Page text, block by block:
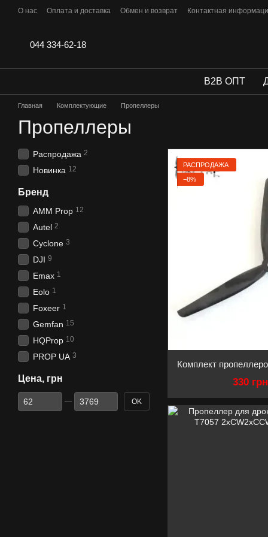
Перейти к основному контенту
О нас Оплата и доставка Обмен и возврат
Контактная
044 334-62-18
B2B ОПТ
Главная Комплектующие Пропеллеры
Пропеллеры
РАСПРОДАЖА
−8%
330 грн
Распродажа 2
Новинка 12
Бренд
AMM Prop 12
Autel 2
Cyclone 3
DJI 9
Emax 1
Eolo 1
Foxeer 1
Gemfan 15
HQProp 10
PROP UA 3
Цена, грн
От Цена, грн
До Цена, грн OK